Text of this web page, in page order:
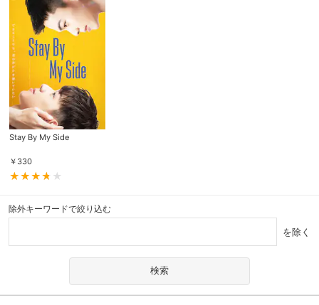
Stay By My Side
￥ 330
除外キーワードで絞り込む
を除く